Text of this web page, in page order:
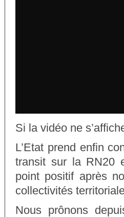
Si la vidéo ne
L’Etat prend enfin
transit sur la RN20
point positif après
collectivités
Nous prônons